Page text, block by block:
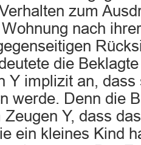
zum
nach
die
Y implizit an,
werde. Denn die
Y, dass
ein kleines Kind